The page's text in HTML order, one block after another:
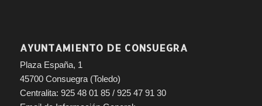
AYUNTAMIENTO DE CONSUEGRA
Plaza España, 1
45700 Consuegra (Toledo)
Centralita: 925 48 01 85 / 925 47 91 30